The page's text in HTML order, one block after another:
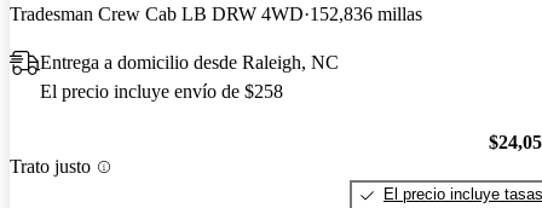
Tradesman Crew Cab LB DRW 4WD 152,836 millas
Entrega a domicilio desde Raleigh, NC
El precio incluye envío de $258
Trato justo
El precio incluye tasas